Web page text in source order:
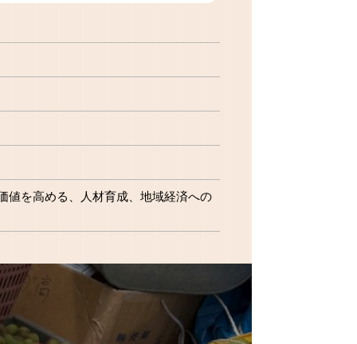
値を高める 人材育成
地域経済への